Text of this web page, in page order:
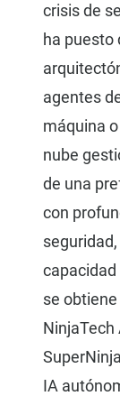
crisis de
ha puesto
agentes
máquina
nube
de una
con
capacidad
se
NinjaTech
IA